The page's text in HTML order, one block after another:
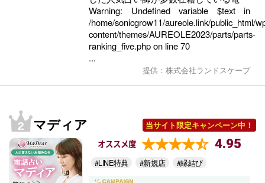
Warning: Undefined variable $text in
/home/sonicgrow11/aureole.link/public_html/
content/themes/AUREOLE2023/parts/parts-
ranking_five.phpon line70
...
提供：株式会社ランドスケープ
マディア 当サイト限定キャンペーン中！
オススメ度 4.95
#LINE特典 #新規店 #縁結び